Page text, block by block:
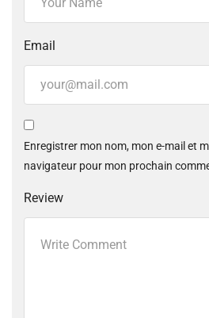
Email
Enregistrer mon nom, mon e-mail et
navigateur pour mon prochain
Review